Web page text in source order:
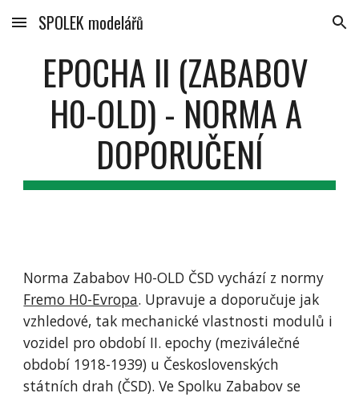
Skip to main content Skip to navigation
SPOLEK modelářů
EPOCHA II (ZABABOV
H0-OLD) - NORMA A
DOPORUČENÍ
Fremo H0-Evropa. Upravuje a doporučuje jak
vzhledové, tak mechanické vlastnosti modulů i
vozidel pro období II. epochy (meziválečné
období 1918-1939) u Československých
státních drah (ČSD). Ve Spolku Zababov se